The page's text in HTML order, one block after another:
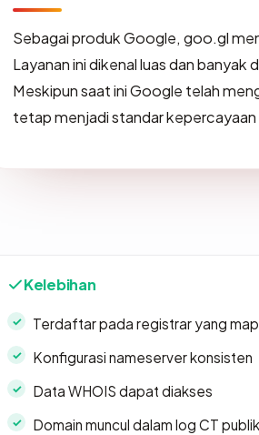
Sebagai produk Google, goo.gl
Layanan ini dikenal luas dan
Meskipun saat ini Google telah
tetap menjadi standar
Kelebihan
Terdaftar pada registrar yang
Konfigurasi nameserver konsisten
Data WHOIS dapat diakses
Domain muncul dalam log CT publik